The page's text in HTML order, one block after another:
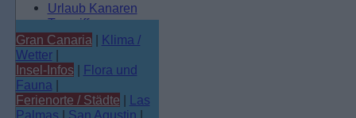
Urlaub Kanaren
Teneriffa
Gran Canaria
Lanzarote
Fuerteventura
La Palma
La Gomera
El Hierro
Gran Canaria | Klima /
Wetter |
Insel-Infos | Flora und
Fauna |
Ferienorte / Städte | Las
Palmas | San Agustin |